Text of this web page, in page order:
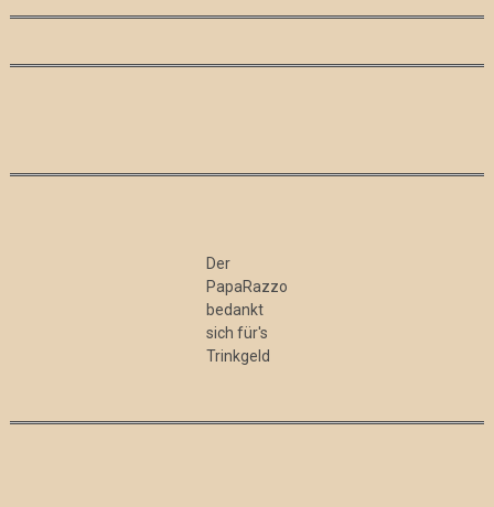
Der
PapaRazzo
bedankt
sich für's
Trinkgeld